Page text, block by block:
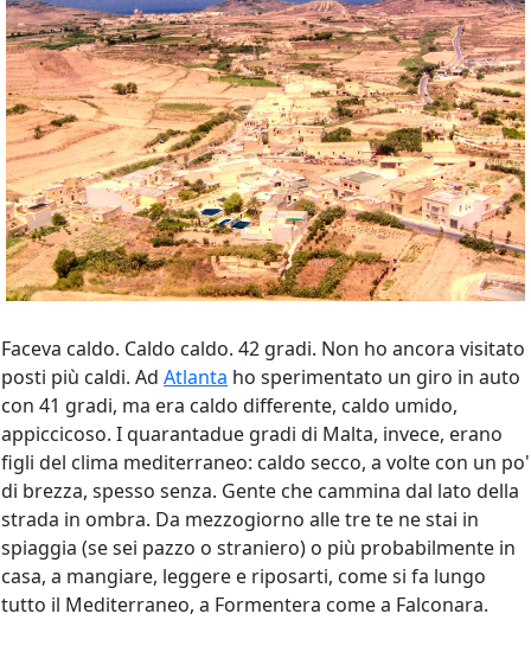
Faceva caldo. Caldo caldo. 42 gradi. Non ho ancora visitato
posti più caldi. Ad Atlanta ho sperimentato un giro in auto
con 41 gradi, ma era caldo differente, caldo umido,
appiccicoso. I quarantadue gradi di Malta, invece, erano
figli del clima mediterraneo: caldo secco, a volte con un po'
di brezza, spesso senza. Gente che cammina dal lato della
strada in ombra. Da mezzogiorno alle tre te ne stai in
spiaggia (se sei pazzo o straniero) o più probabilmente in
casa, a mangiare, leggere e riposarti, come si fa lungo
tutto il Mediterraneo, a Formentera come a Falconara.